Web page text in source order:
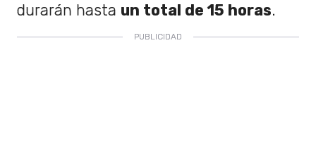
durarán hasta un total de 15 horas.